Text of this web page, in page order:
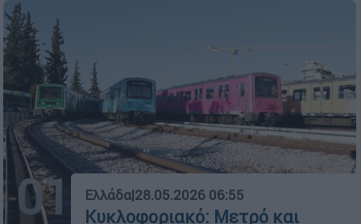
01 Ελλάδα|28.05.2026 06:55
Κυκλοφοριακό: Μετρό και